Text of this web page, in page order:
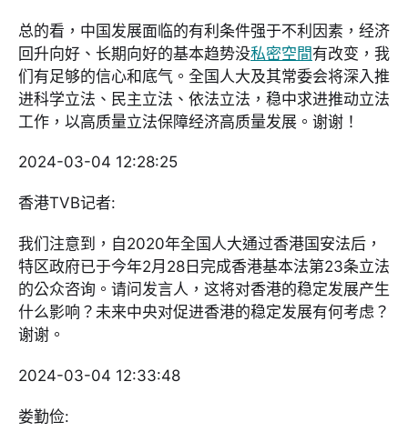
总的看，中国发展面临的有利条件强于不利因素，经济
回升向好、长期向好的基本趋势没私密空間有改变，我
们有足够的信心和底气。全国人大及其常委会将深入推
进科学立法、民主立法、依法立法，稳中求进推动立法
工作，以高质量立法保障经济高质量发展。谢谢！
2024-03-04 12:28:25
香港TVB记者:
我们注意到，自2020年全国人大通过香港国安法后，
特区政府已于今年2月28日完成香港基本法第23条立法
的公众咨询。请问发言人，这将对香港的稳定发展产生
什么影响？未来中央对促进香港的稳定发展有何考虑？
谢谢。
2024-03-04 12:33:48
娄勤俭: